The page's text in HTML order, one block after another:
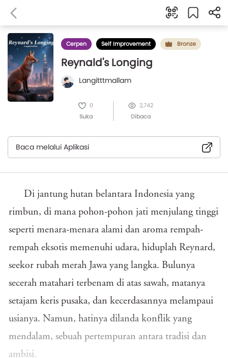
Cerpen Self Improvement Bronze
Reynald's Longing
Langitttmallam
0
Suka
2,742
Dibaca
Baca melalui Aplikasi
Di jantung hutan belantara Indonesia yang
rimbun, di mana pohon-pohon jati menjulang tinggi
seperti menara-menara alami dan aroma rempah-
rempah eksotis memenuhi udara, hiduplah Reynard,
seekor rubah merah Jawa yang langka. Bulunya
secerah matahari terbenam di atas sawah, matanya
setajam keris pusaka, dan kecerdasannya melampaui
usianya. Namun, hatinya dilanda konflik yang
mendalam, sebuah pertempuran antara tradisi dan
ambisi.